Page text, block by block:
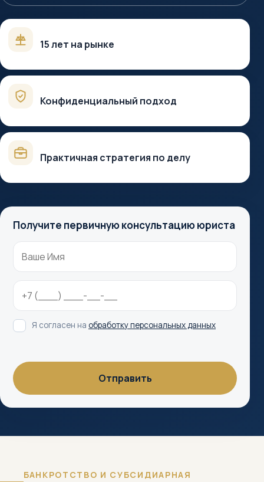
15 лет на рынке
Конфиденциальный подход
Практичная стратегия по делу
Получите первичную консультацию юриста
Я согласен на обработку персональных данных
БАНКРОТСТВО И СУБСИДИАРНАЯ